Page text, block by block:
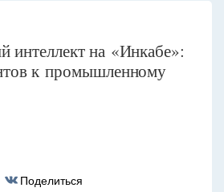
интеллект на «Инкабе»:
к промышленному
Поделиться